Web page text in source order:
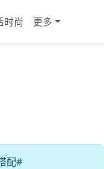
时尚 更多
配#